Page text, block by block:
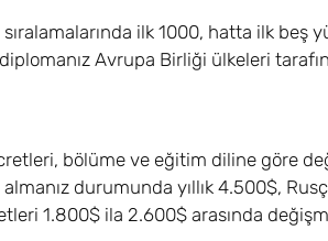
ilk 1000, hatta ilk beş
Avrupa Birliği ülkeleri
bölüme ve eğitim diline göre
durumunda yıllık 4.500$,
1.800$ ila 2.600$ arasında